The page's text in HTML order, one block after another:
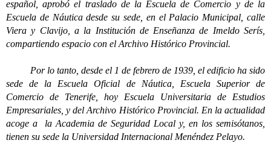
español, aprobó el traslado de la Escuela de Comercio y de la
Escuela de Náutica desde su sede, en el Palacio Municipal, calle
Viera y Clavijo, a la Institución de Enseñanza de Imeldo Serís,
compartiendo espacio con el Archivo Histórico Provincial.
Por lo tanto, desde el 1 de febrero de 1939, el edificio ha sido
sede de la Escuela Oficial de Náutica, Escuela Superior de
Comercio de Tenerife, hoy Escuela Universitaria de Estudios
Empresariales, y del Archivo Histórico Provincial. En la actualidad
acoge a la Academia de Seguridad Local y, en los semisótanos,
tienen su sede la Universidad Internacional Menéndez Pelayo.